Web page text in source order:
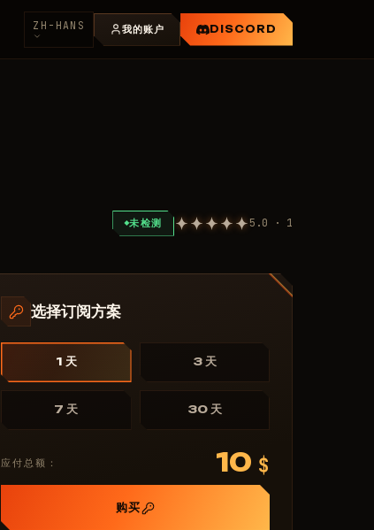
ZH-HANS 我的账户 DISCORD
未检测 5.0 · 1
选择订阅方案
1 天 3 天
7 天 30 天
应付总额： 10 $
购买